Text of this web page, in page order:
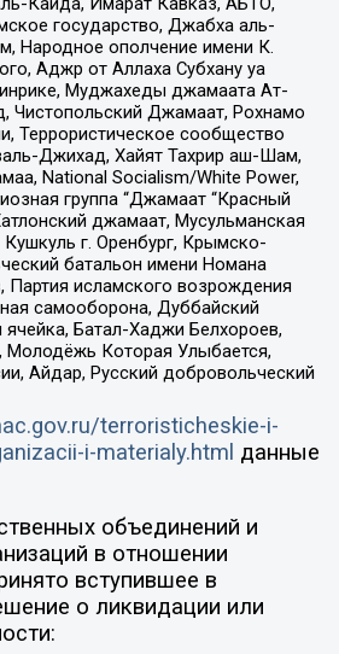
государство, Джабха аль-
Народное ополчение имени К.
Аджр от Аллаха Субхану уа
Муджахеды джамаата Ат-
Чистопольский Джамаат, Рохнамо
Террористическое сообщество
Джихад, Хайят Тахрир аш-Шам,
National Socialism/White Power,
группа “Джамаат “Красный
джамаат, Мусульманская
Кушкуль г. Оренбург, Крымско-
батальон имени Номана
Партия исламского возрождения
самооборона, Дуббайский
Батал-Хаджи Белхороев,
Молодёжь Которая Улыбается,
Айдар, Русский добровольческий
terroristicheskie-i-
i-materialy.html данные
объединений и
в отношении
вступившее в
о ликвидации или